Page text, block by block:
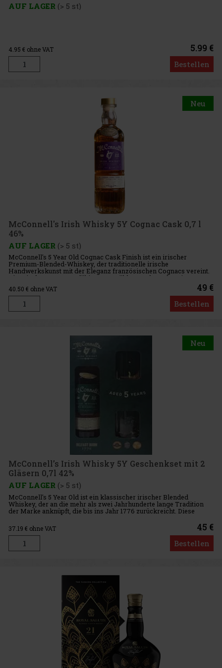
AUF LAGER (> 5 st)
4.95 € ohne VAT 5.99 €
Bestellen
Neu
McConnell's Irish Whisky 5Y Cognac Cask 0,7 l
46%
AUF LAGER (> 5 st)
McConnell's 5 Year Old Cognac Cask Finish ist ein irischer
Premium-Blended-Whiskey, der traditionelle irische
Handwerkskunst mit der Eleganz französischen Cognacs vereint.
Die Mischung aus sorgfältig ausgewählten Malt- und Grain-
Whiskeys reift fünf J
40.50 € ohne VAT 49 €
Bestellen
Neu
McConnell’s Irish Whisky 5Y Geschenkset mit 2
Gläsern 0,7l 42%
AUF LAGER (> 5 st)
McConnell's 5 Year Old ist ein klassischer irischer Blended
Whiskey, der an die mehr als zwei Jahrhunderte lange Tradition
der Marke anknüpft, die bis ins Jahr 1776 zurückreicht. Diese
harmonische Mischung aus Malt- und Grain-Whiskeys reift fünf
Jahr
37.19 € ohne VAT 45 €
Bestellen